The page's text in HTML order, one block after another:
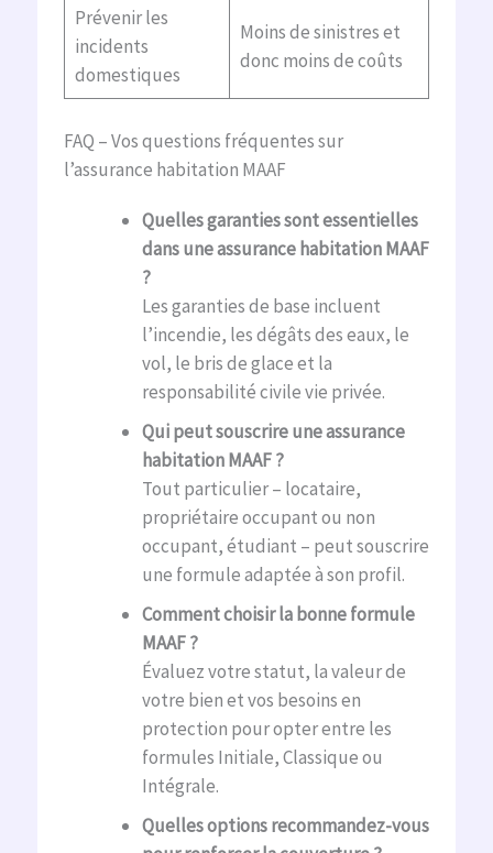
Prévenir les
incidents
domestiques
Moins de sinistres et
donc moins de coûts
FAQ – Vos questions fréquentes sur
l’assurance habitation MAAF
Quelles garanties sont essentielles
dans une assurance habitation MAAF
?
Les garanties de base incluent
l’incendie, les dégâts des eaux, le
vol, le bris de glace et la
responsabilité civile vie privée.
Qui peut souscrire une assurance
habitation MAAF ?
Tout particulier – locataire,
propriétaire occupant ou non
occupant, étudiant – peut souscrire
une formule adaptée à son profil.
Comment choisir la bonne formule
MAAF ?
Évaluez votre statut, la valeur de
votre bien et vos besoins en
protection pour opter entre les
formules Initiale, Classique ou
Intégrale.
Quelles options recommandez-vous